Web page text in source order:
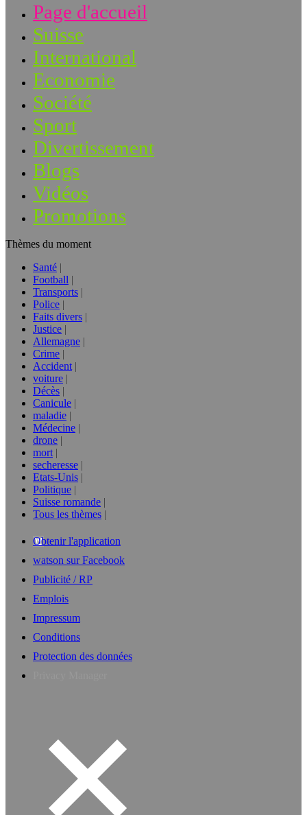
Page d'accueil
Suisse
International
Economie
Société
Sport
Divertissement
Blogs
Vidéos
Promotions
Thèmes du moment
Santé
Football
Transports
Police
Faits divers
Justice
Allemagne
Crime
Accident
voiture
Décès
Canicule
maladie
Médecine
drone
mort
secheresse
Etats-Unis
Politique
Suisse romande
Tous les thèmes
Obtenir l'application
watson sur Facebook
Publicité / RP
Emplois
Impressum
Conditions
Protection des données